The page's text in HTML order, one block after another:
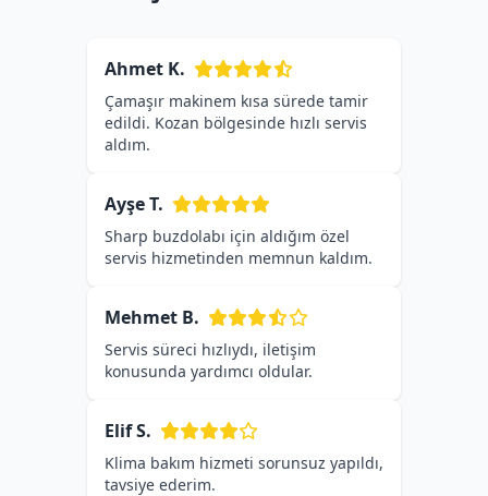
Ahmet K.
Çamaşır makinem kısa sürede tamir
edildi. Kozan bölgesinde hızlı servis
aldım.
Ayşe T.
Sharp buzdolabı için aldığım özel
servis hizmetinden memnun kaldım.
Mehmet B.
Servis süreci hızlıydı, iletişim
konusunda yardımcı oldular.
Elif S.
Klima bakım hizmeti sorunsuz yapıldı,
tavsiye ederim.